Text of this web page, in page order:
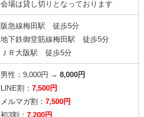
会場は貸し切りとなっております
阪急線梅田駅 徒歩5分
地下鉄御堂筋線梅田駅 徒歩5分
ＪＲ大阪駅 徒歩5分
男性：9,000円 → 8,000円
LINE割： 7,500円
メルマガ割： 7,500円
初3割： 7,200円